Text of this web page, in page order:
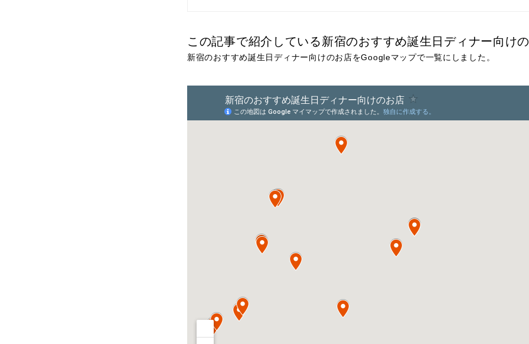
この記事で紹介している新宿のおすすめ誕生日ディナー向け
新宿のおすすめ誕生日ディナー向けのお店をGoogleマップで一覧にしました。